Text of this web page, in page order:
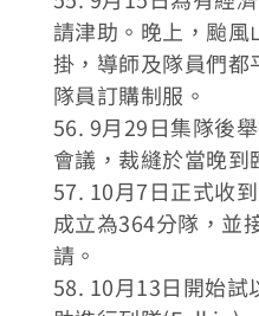
請津助。晚上，颱
掛，導師及隊員們
隊員訂購制服。
56. 9月29日集隊後
會議，裁縫於當晚到
57. 10月7日正式收
成立為364分隊，並
請。
58. 10月13日開始試